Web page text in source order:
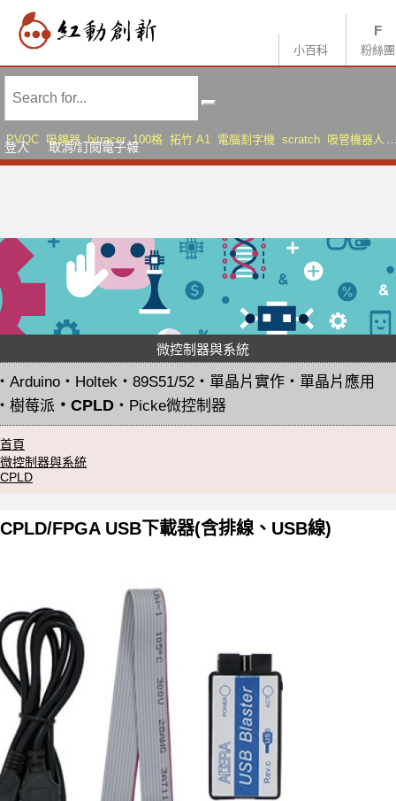
小百科 粉絲團
PVQC 吸錫器 bitracer 100格 拓竹 A1 電腦割字機 scratch 吸管機器人
AMS Lite Sonic Mini 8K S
登入 取消/訂閱電子報
微控制器與系統
Arduino ・ Holtek ・ 89S51/52 ・ 單晶片實作 ・ 單晶片應用
樹莓派 ・ CPLD ・ Picke微控制器
首頁
微控制器與系統
CPLD
CPLD/FPGA USB下載器(含排線、USB線)